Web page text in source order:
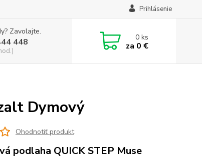
Prihlásenie
Zavolajte.
448 0ks
za 0 €
Dymový
Ohodnotiť produkt
podlaha QUICK STEP Muse